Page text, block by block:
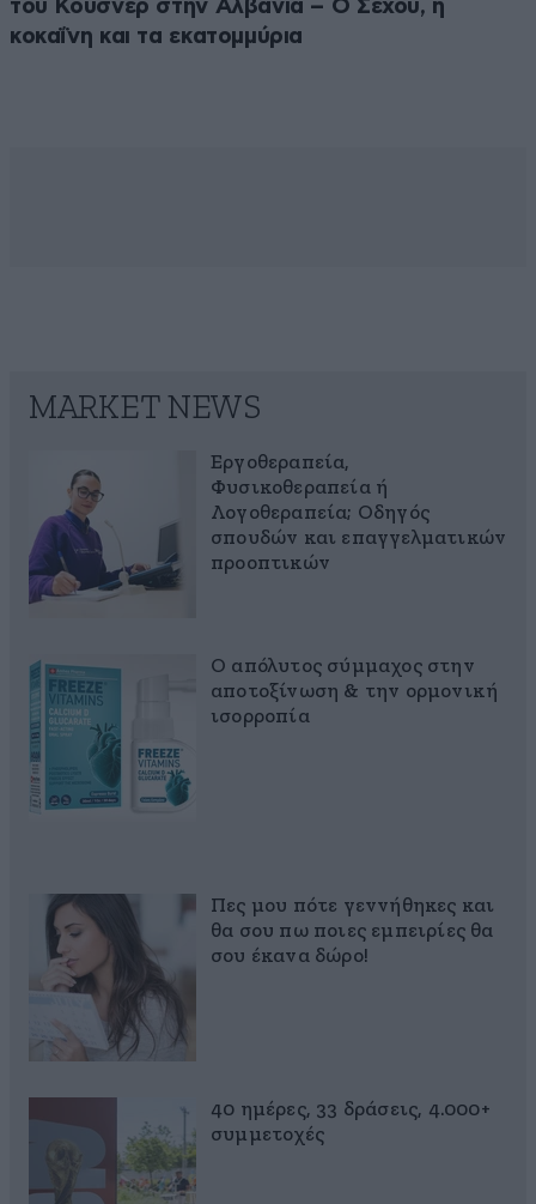
του Κούσνερ στην Αλβανία – Ο Σέχου, η
κοκαΐνη και τα εκατομμύρια
MARKET NEWS
Εργοθεραπεία,
Φυσικοθεραπεία ή
Λογοθεραπεία; Οδηγός
σπουδών και επαγγελματικών
προοπτικών
Ο απόλυτος σύμμαχος στην
αποτοξίνωση & την ορμονική
ισορροπία
Πες μου πότε γεννήθηκες και
θα σου πω ποιες εμπειρίες θα
σου έκανα δώρο!
40 ημέρες, 33 δράσεις, 4.000+
συμμετοχές